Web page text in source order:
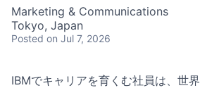
Marketing & Communications
Tokyo, Japan
Posted on Jul 7, 2026
IBMでキャリアを育くむ社員は、世